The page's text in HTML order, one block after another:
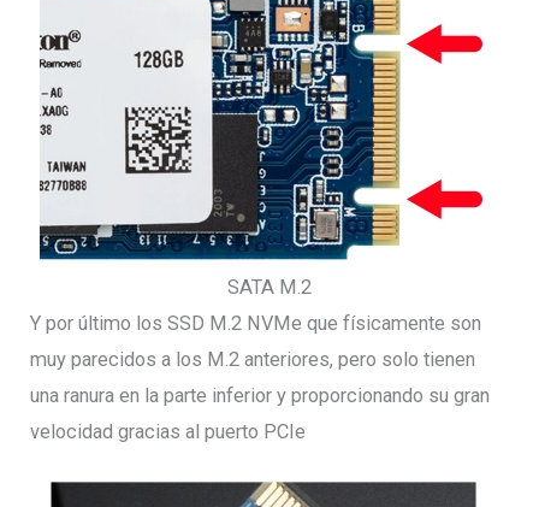
SATA M.2
Y por último los SSD M.2 NVMe que físicamente son
muy parecidos a los M.2 anteriores, pero solo tienen
una ranura en la parte inferior y proporcionando su gran
velocidad gracias al puerto PCIe